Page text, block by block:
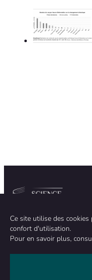
Ce site utilise des
confort d'utilisation.
Pour en savoir plus,
Communauté
ÉQUIPE
MÉTHODOLOGIE